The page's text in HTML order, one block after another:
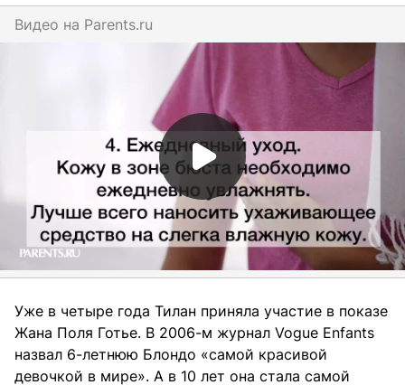
Видео на parents.ru
Уже в четыре года Тилан приняла участие в показе
Жана Поля Готье. В 2006-м журнал Vogue Enfants
назвал 6-летнюю Блондо «самой красивой
девочкой в мире». А в 10 лет она стала самой